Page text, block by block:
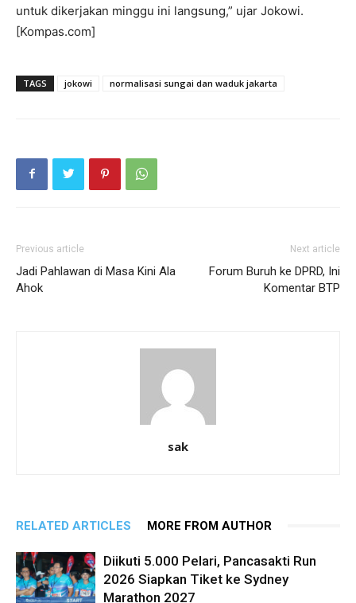
untuk dikerjakan minggu ini langsung,” ujar Jokowi.
[Kompas.com]
TAGS jokowi normalisasi sungai dan waduk jakarta
Previous article
Jadi Pahlawan di Masa Kini Ala
Ahok
Next article
Forum Buruh ke DPRD, Ini
Komentar BTP
sak
RELATED ARTICLES MORE FROM AUTHOR
Diikuti 5.000 Pelari, Pancasakti Run
2026 Siapkan Tiket ke Sydney
Marathon 2027